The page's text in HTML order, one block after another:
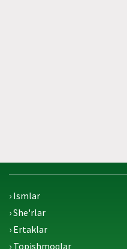
› Ismlar
› She'rlar
› Ertaklar
› Topishmoqlar